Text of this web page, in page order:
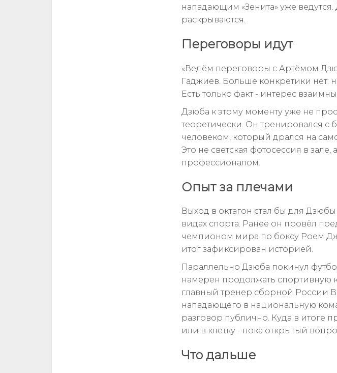
нападающим «Зенита» уже
раскрываются.
Переговоры идут
«Ведём переговоры с Артёмом
Гаджиев. Больше конкретики нет:
Есть только факт - интерес
Дзюба к этому моменту уже не
теоретически. Он тренировался
человеком, который дрался на
Это не светская фотосессия в
профессионалом.
Опыт за плечами
Выход в октагон стал бы для
видах спорта. Ранее он провёл
чемпионом мира по боксу Роем
итог зафиксирован историей.
Параллельно Дзюба покинул
намерен продолжать спортивную
главный тренер сборной России
нападающего в национальную
разговор публично. Куда в итоге
или в клетку - пока открытый
Что дальше